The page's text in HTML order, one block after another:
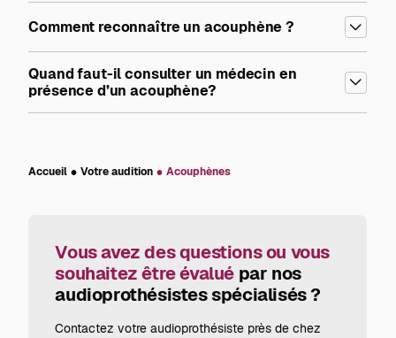
Comment reconnaître un acouphène ?
Quand faut-il consulter un médecin en
présence d’un acouphène?
Accueil Votre audition Acouphènes
Vous avez des questions ou vous
souhaitez être évalué par nos
audioprothésistes spécialisés ?
Contactez votre audioprothésiste près de chez